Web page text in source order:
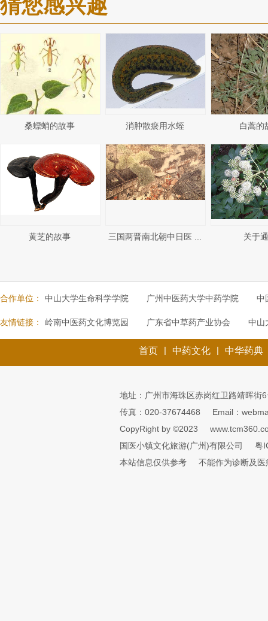
猜您感兴趣
桑螵蛸的故事 消肿散瘀用水蛭 白蒿的
黄芝的故事 三国两晋南北朝中日医 ... 关于
合作单位： 中山大学生命科学学院 广州中医药大学中药学院 中
友情链接： 岭南中医药文化博览园 广东省中草药产业协会 中山
首页 | 中药文化 | 中华药典
地址：广州市海珠区赤岗红卫路靖晖街
传真：020-37674468
Email：
CopyRight by ©2023
国医小镇文化旅游(广州)有限公司
粤
本站信息仅供参考
不能作为诊断及医